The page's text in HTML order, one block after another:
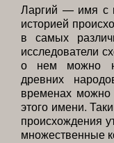
Ларгий — имя с
историей
в самых
исследователи
о нем можно
древних
временах можно
этого имени.
происхождения
множественные